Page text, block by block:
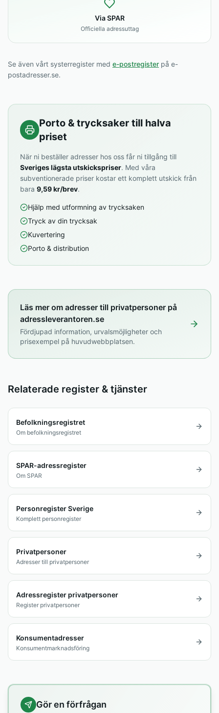
Via SPAR
Officiella adressuttag
Se även vårt systerregister med e-postregister på e-
postadresser.se.
Porto & trycksaker till halva
priset
När ni beställer adresser hos oss får ni tillgång till
Sveriges lägsta utskickspriser. Med våra
subventionerade priser kostar ett komplett utskick från
bara 9,59 kr/brev.
Hjälp med utformning av trycksaken
Tryck av din trycksak
Kuvertering
Porto & distribution
Läs mer om adresser till privatpersoner på
adressleverantoren.se
Fördjupad information, urvalsmöjligheter och
prisexempel på huvudwebbplatsen.
Relaterade register & tjänster
Befolkningsregistret
Om befolkningsregistret
SPAR-adressregister
Om SPAR
Personregister Sverige
Komplett personregister
Privatpersoner
Adresser till privatpersoner
Adressregister privatpersoner
Register privatpersoner
Konsumentadresser
Konsumentmarknadsföring
Gör en förfrågan